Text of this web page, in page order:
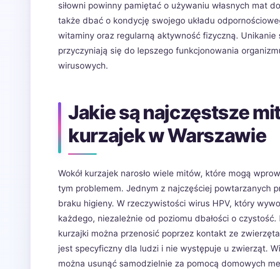
siłowni powinny pamiętać o używaniu własnych mat
także dbać o kondycję swojego układu
witaminy oraz regularną aktywność fizyczną.
przyczyniają się do lepszego funkcjonowania
wirusowych.
Jakie są najczęstsze
kurzajek w Warszawie
Wokół kurzajek narosło wiele mitów, które mogą
tym problemem. Jednym z najczęściej powtarzanych
braku higieny. W rzeczywistości wirus HPV, który
każdego, niezależnie od poziomu dbałości o
kurzajki można przenosić poprzez kontakt ze
jest specyficzny dla ludzi i nie występuje u zwierząt.
można usunąć samodzielnie za pomocą domowych